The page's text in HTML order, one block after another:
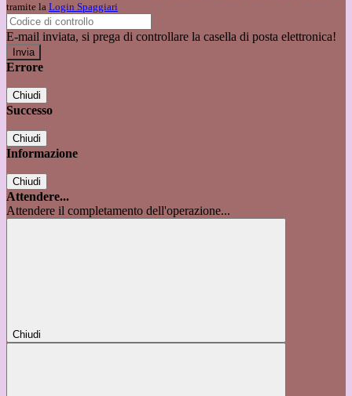
tramite la Login Spaggiari
E-mail inviata, si prega di controllare la casella di posta elettronica!
Errore
Chiudi
Successo
Chiudi
Informazione
Chiudi
Attendere...
Attendere il completamento dell'operazione...
Chiudi